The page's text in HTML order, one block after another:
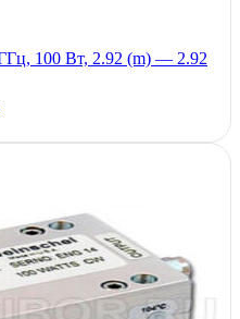
100 Вт, 2.92 (m) — 2.92